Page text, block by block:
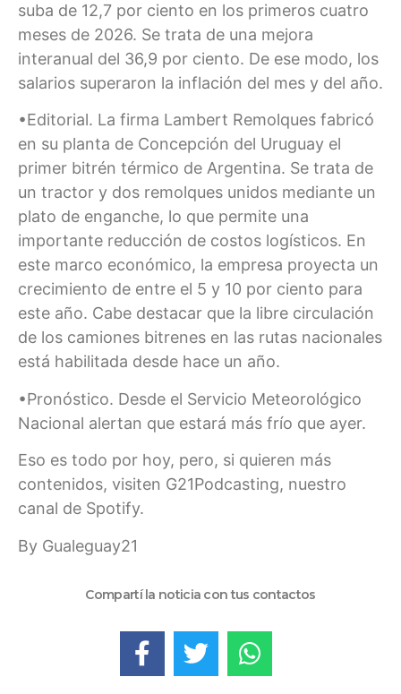
suba de 12,7 por ciento en los primeros cuatro
meses de 2026. Se trata de una mejora
interanual del 36,9 por ciento. De ese modo, los
salarios superaron la inflación del mes y del año.
•Editorial. La firma Lambert Remolques fabricó
en su planta de Concepción del Uruguay el
primer bitrén térmico de Argentina. Se trata de
un tractor y dos remolques unidos mediante un
plato de enganche, lo que permite una
importante reducción de costos logísticos. En
este marco económico, la empresa proyecta un
crecimiento de entre el 5 y 10 por ciento para
este año. Cabe destacar que la libre circulación
de los camiones bitrenes en las rutas nacionales
está habilitada desde hace un año.
•Pronóstico. Desde el Servicio Meteorológico
Nacional alertan que estará más frío que ayer.
Eso es todo por hoy, pero, si quieren más
contenidos, visiten G21Podcasting, nuestro
canal de Spotify.
By Gualeguay21
Compartí la noticia con tus contactos